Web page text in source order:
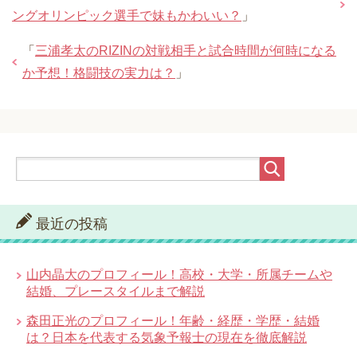
ングオリンピック選手で妹もかわいい？ 」
「 三浦孝太のRIZINの対戦相手と試合時間が何時になる
か予想！格闘技の実力は？ 」
最近の投稿
山内晶大のプロフィール！高校・大学・所属チームや
結婚、プレースタイルまで解説
森田正光のプロフィール！年齢・経歴・学歴・結婚
は？日本を代表する気象予報士の現在を徹底解説